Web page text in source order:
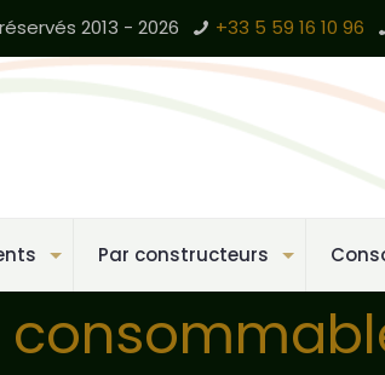
2013 - 2026 +33 5 59 16 10 96
Par constructeurs